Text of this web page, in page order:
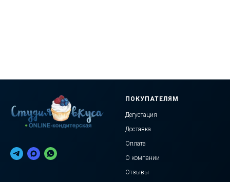
ПОКУПАТЕЛЯМ
Дегустация
Доставка
Оплата
О компании
Отзывы